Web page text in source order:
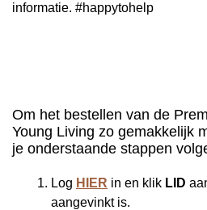
informatie. #happytohelp
Om het bestellen van de
Young Living zo gemakkelijk
je onderstaande stappen
Log HIER in en klik LID